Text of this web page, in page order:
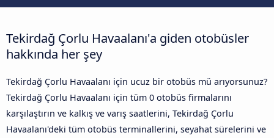
Tekirdağ Çorlu Havaalanı'a giden otobüsler
hakkında her şey
Tekirdağ Çorlu Havaalanı için ucuz bir otobüs mü arıyorsunuz?
Tekirdağ Çorlu Havaalanı için tüm 0 otobüs firmalarını
karşılaştırın ve kalkış ve varış saatlerini, Tekirdağ Çorlu
Havaalanı'deki tüm otobüs terminallerini, seyahat sürelerini ve